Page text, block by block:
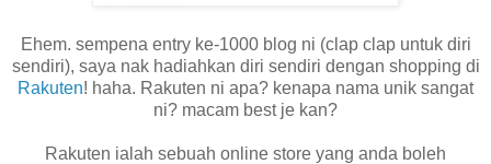
Ehem. sempena entry ke-1000 blog ni (clap clap untuk diri
sendiri), saya nak hadiahkan diri sendiri dengan shopping di
Rakuten! haha. Rakuten ni apa? kenapa nama unik sangat
ni? macam best je kan?
Rakuten ialah sebuah online store yang anda boleh